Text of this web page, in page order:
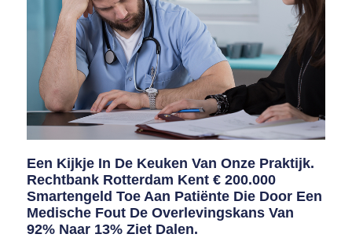
Een Kijkje In De Keuken Van Onze Praktijk.
Rechtbank Rotterdam Kent € 200.000
Smartengeld Toe Aan Patiënte Die Door Een
Medische Fout De Overlevingskans Van
92% Naar 13% Ziet Dalen.